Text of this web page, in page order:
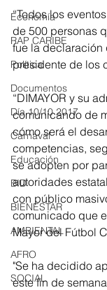
Economía
RAP CARIBE
Política
Documentos
Día 10/10 2017
Carnaval
Educación
BID
BIENESTAR
AMBIENTAL
AFRO
SOCIAL
“Todos los
de 500 personas
fue la declaración
presidente de los
“DIMAYOR y su
comunicando de
cómo será el
competencias,
se adopten por
autoridades
con público
comunicado que
Mayor del Fútbol
"Se ha decidido
este fin de